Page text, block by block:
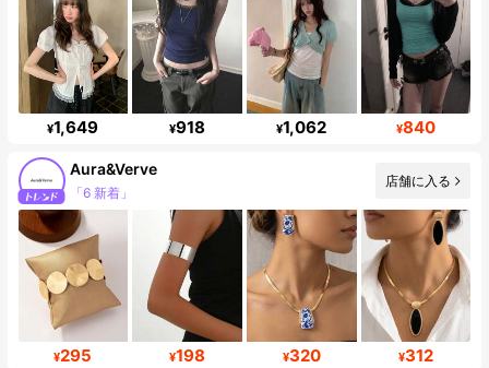
¥1,649 ¥918 ¥1,062 ¥840
Aura&Verve
フォロワー数急増 215%
店舗に入る
¥295 ¥198 ¥320 ¥312